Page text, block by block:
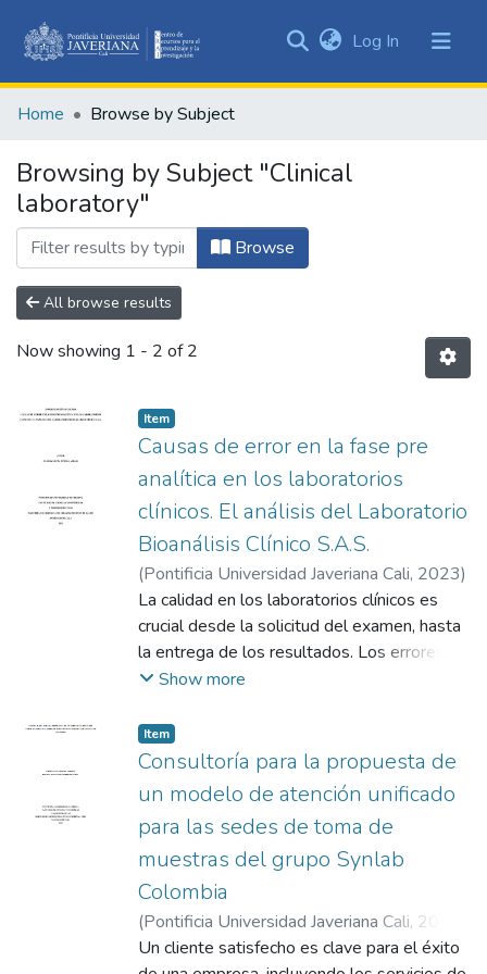
&
All of DSpace
Log In (current)
Home Browse by Subject
Browsing by Subject "Clinical
laboratory"
Browse
All browse results
Now showing 1 - 2 of 2
Item
Causas de error en la fase pre
analítica en los laboratorios
clínicos. El análisis del Laboratorio
Bioanálisis Clínico S.A.S.
(Pontificia Universidad Javeriana Cali, 2023)
Zúñiga Azkar, Gloria Lucía;Ortiz Ruiz, Nicolás
La calidad en los laboratorios clínicos es
crucial desde la solicitud del examen, hasta
la entrega de los resultados. Los errores
que se presentan en el proceso, constituyen
objetivo es identificar las posibles causas
de error de la fase preanalítica, para
fortalecer los procesos de gestión y las
buenas prácticas del laboratorio. Se realizó
un estudio cuantitativo transversal en
Laboratorio Bioanálisis Clínico de la ciudad
de Cali, para lo cual se llevó a cabo una
revisión de los casos de error ocurridos
entre enero de 2020 y diciembre de 2022,
con el fin de identificar los errores más
Show more
Item
Consultoría para la propuesta de
un modelo de atención unificado
para las sedes de toma de
muestras del grupo Synlab
Colombia
(Pontificia Universidad Javeriana Cali, 2024
Guerrero Alemán, Johanna;Herrera Pérez,
Un cliente satisfecho es clave para el éxito